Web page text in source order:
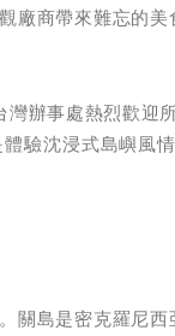
廠商帶來難忘的美
辦事處熱烈歡迎
驗沈浸式島嶼風
關島是密克羅尼